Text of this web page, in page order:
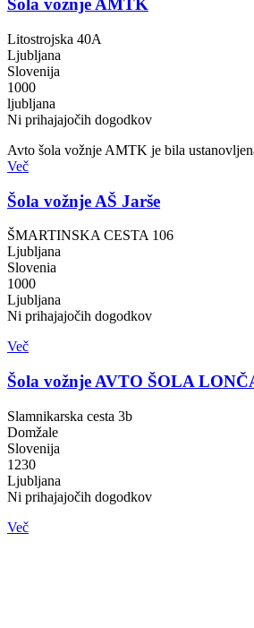
Šola vožnje AMTK
Litostrojska 40A
Ljubljana
Slovenija
1000
ljubljana
Ni prihajajočih dogodkov
Avto šola vožnje AMTK je bila
Več
Šola vožnje AŠ Jarše
ŠMARTINSKA CESTA 106
Ljubljana
Slovenia
1000
Ljubljana
Ni prihajajočih dogodkov
Več
Šola vožnje AVTO ŠOLA
Slamnikarska cesta 3b
Domžale
Slovenija
1230
Ljubljana
Ni prihajajočih dogodkov
Več